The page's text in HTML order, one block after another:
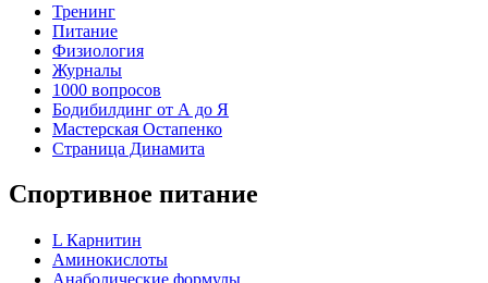
Тренинг
Питание
Физиология
Журналы
1000 вопросов
Бодибилдинг от А до Я
Мастерская Остапенко
Страница Динамита
Спортивное питание
L Карнитин
Аминокислоты